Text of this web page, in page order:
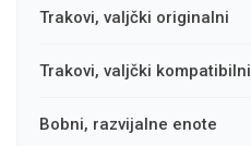
trakovi, valjčki originalni
trakovi, valjčki kompatibilni
bobni, razvijalne enote